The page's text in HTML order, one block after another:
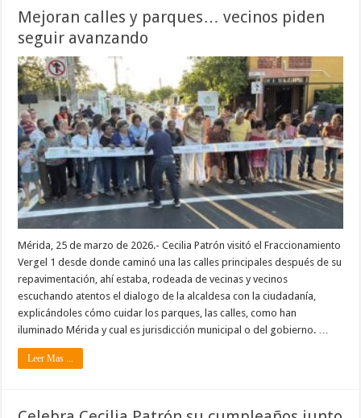
Mejoran calles y parques… vecinos piden
seguir avanzando
Mérida, 25 de marzo de 2026.- Cecilia Patrón visitó el Fraccionamiento
Vergel 1 desde donde caminó una las calles principales después de su
repavimentación, ahí estaba, rodeada de vecinas y vecinos
escuchando atentos el dialogo de la alcaldesa con la ciudadanía,
explicándoles cómo cuidar los parques, las calles, como han
iluminado Mérida y cual es jurisdicción municipal o del gobierno. …
Leer Mas ...